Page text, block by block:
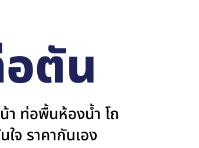
ตัน
า ท่อพื้นห้องน้ำ โถ
จ ราคากันเอง